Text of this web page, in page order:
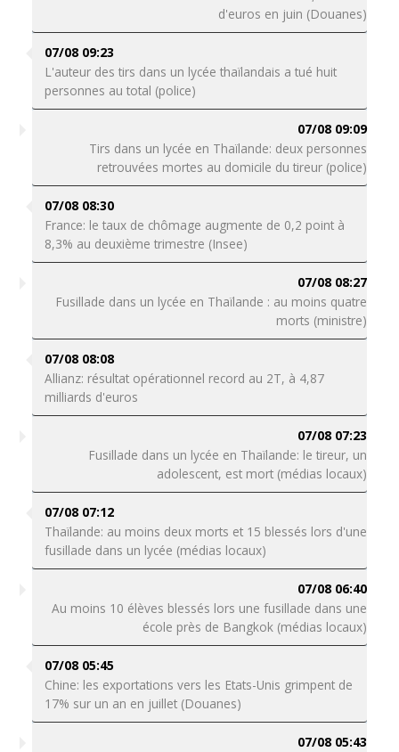
d'euros en juin (Douanes)
07/08 09:23
L'auteur des tirs dans un lycée thaïlandais a tué huit
personnes au total (police)
07/08 09:09
Tirs dans un lycée en Thaïlande: deux personnes
retrouvées mortes au domicile du tireur (police)
07/08 08:30
France: le taux de chômage augmente de 0,2 point à
8,3% au deuxième trimestre (Insee)
07/08 08:27
Fusillade dans un lycée en Thaïlande : au moins quatre
morts (ministre)
07/08 08:08
Allianz: résultat opérationnel record au 2T, à 4,87
milliards d'euros
07/08 07:23
Fusillade dans un lycée en Thaïlande: le tireur, un
adolescent, est mort (médias locaux)
07/08 07:12
Thaïlande: au moins deux morts et 15 blessés lors d'une
fusillade dans un lycée (médias locaux)
07/08 06:40
Au moins 10 élèves blessés lors une fusillade dans une
école près de Bangkok (médias locaux)
07/08 05:45
Chine: les exportations vers les Etats-Unis grimpent de
17% sur un an en juillet (Douanes)
07/08 05:43